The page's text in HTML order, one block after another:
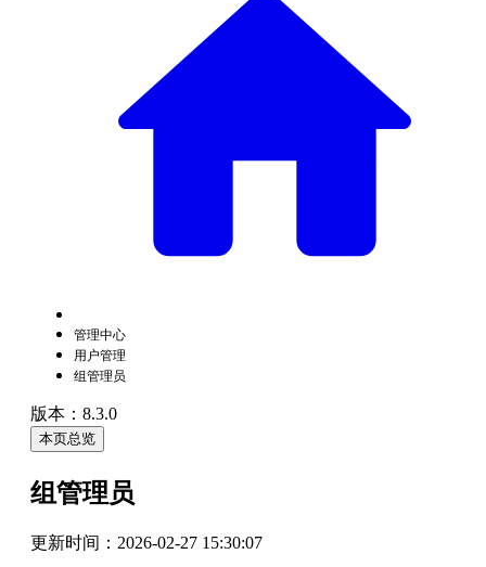
管理中心
用户管理
组管理员
版本：8.3.0
本页总览
组管理员
更新时间： 2026-02-27 15:30:07